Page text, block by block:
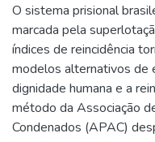
O sistema prisional
marcada pela
índices de reincidência
modelos alternativos de
dignidade humana e a
método da Associação
Condenados (APAC)